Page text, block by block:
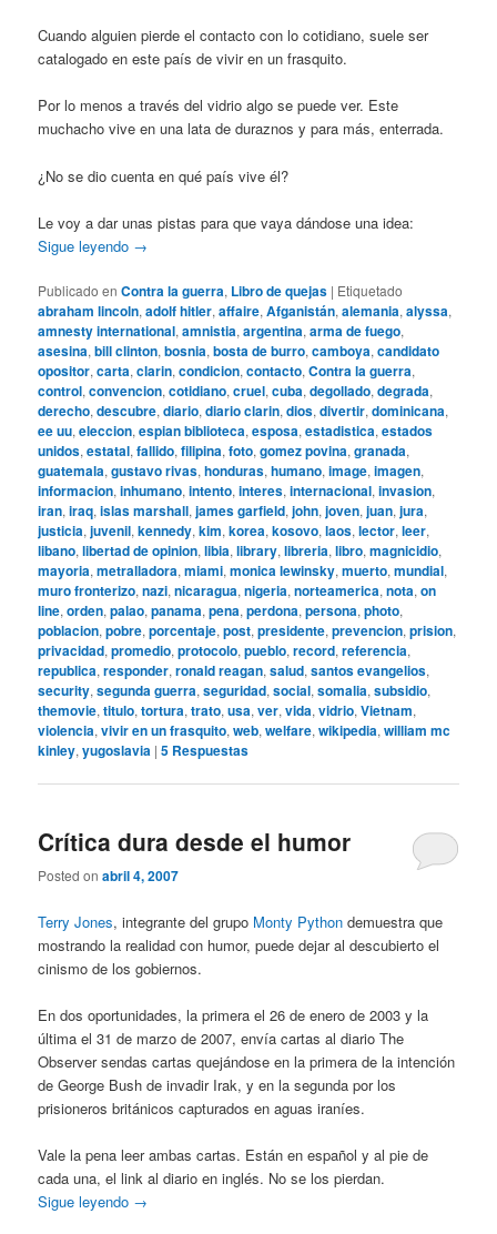
Cuando alguien pierde el contacto con lo cotidiano, suele ser
catalogado en este país de vivir en un frasquito.
Por lo menos a través del vidrio algo se puede ver. Este
muchacho vive en una lata de duraznos y para más, enterrada.
¿No se dio cuenta en qué país vive él?
Le voy a dar unas pistas para que vaya dándose una idea:
Sigue leyendo →
Publicado en Contra la guerra, Libro de quejas | Etiquetado
abraham lincoln,adolf hitler,affaire,Afganistán,alemania,alyssa,
amnesty international,amnistia,argentina,arma de fuego,
asesina,bill clinton,bosnia,bosta de burro,camboya,candidato
opositor,carta,clarin,condicion,contacto,Contra la guerra,
control,convencion,cotidiano,cruel,cuba,degollado,degrada,
derecho,descubre,diario,diario clarin,dios,divertir,dominicana,
ee uu,eleccion,espian biblioteca,esposa,estadistica,estados
unidos,estatal,fallido,filipina,foto,gomez povina,granada,
guatemala,gustavo rivas,honduras,humano,image,imagen,
informacion,inhumano,intento,interes,internacional,invasion,
iran,iraq,islas marshall,james garfield,john,joven,juan,jura,
justicia,juvenil,kennedy,kim,korea,kosovo,laos,lector,leer,
libano,libertad de opinion,libia,library,libreria,libro,magnicidio,
mayoria,metralladora,miami,monica lewinsky,muerto,mundial,
muro fronterizo,nazi,nicaragua,nigeria,norteamerica,nota,on
line,orden,palao,panama,pena,perdona,persona,photo,
poblacion,pobre,porcentaje,post,presidente,prevencion,prision,
privacidad,promedio,protocolo,pueblo,record,referencia,
republica,responder,ronald reagan,salud,santos evangelios,
security,segunda guerra,seguridad,social,somalia,subsidio,
themovie,titulo,tortura,trato,usa,ver,vida,vidrio,Vietnam,
violencia,vivir en un frasquito,web,welfare,wikipedia,william mc
kinley,yugoslavia |5 Respuestas
Crítica dura desde el humor
Posted onabril 4, 2007
Terry Jones, integrante del grupo Monty Python demuestra que
mostrando la realidad con humor, puede dejar al descubierto el
cinismo de los gobiernos.
En dos oportunidades, la primera el 26 de enero de 2003 y la
última el 31 de marzo de 2007, envía cartas al diario The
Observer sendas cartas quejándose en la primera de la intención
de George Bush de invadir Irak, y en la segunda por los
prisioneros británicos capturados en aguas iraníes.
Vale la pena leer ambas cartas. Están en español y al pie de
cada una, el link al diario en inglés. No se los pierdan.
Sigue leyendo →